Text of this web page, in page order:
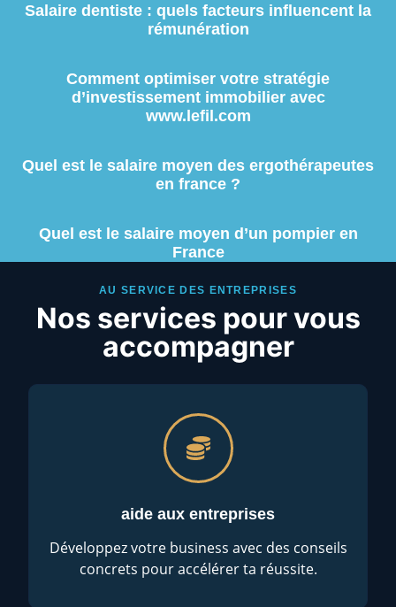
Salaire dentiste : quels facteurs influencent la
rémunération
Comment optimiser votre stratégie
d’investissement immobilier avec
www.lefil.com
Quel est le salaire moyen des ergothérapeutes
en france ?
Quel est le salaire moyen d’un pompier en
France
AU SERVICE DES ENTREPRISES
Nos services pour vous
accompagner
aide aux entreprises
Développez votre business avec des conseils
concrets pour accélérer ta réussite.